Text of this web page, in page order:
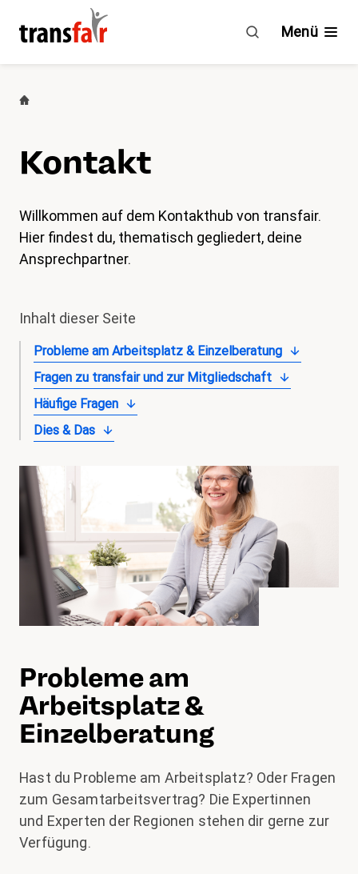
Aktuelles
Agenda
magazin
Shop
Kontakt
Familienzeit
Meine Lehre. Meine Rechte
Mitglied werden
Engagement
Über transfair
Mitgliedervorteile
Menü
Kontakt
Willkommen auf dem Kontakthub von transfair.
Hier findest du, thematisch gegliedert, deine
Ansprechpartner.
Inhalt dieser Seite
Probleme am Arbeitsplatz & Einzelberatung
Fragen zu transfair und zur Mitgliedschaft
Häufige Fragen
Dies & Das
Probleme am
Arbeitsplatz &
Einzelberatung
Hast du Probleme am Arbeitsplatz? Oder Fragen
zum Gesamtarbeitsvertrag? Die Expertinnen
und Experten der Regionen stehen dir gerne zur
Verfügung.